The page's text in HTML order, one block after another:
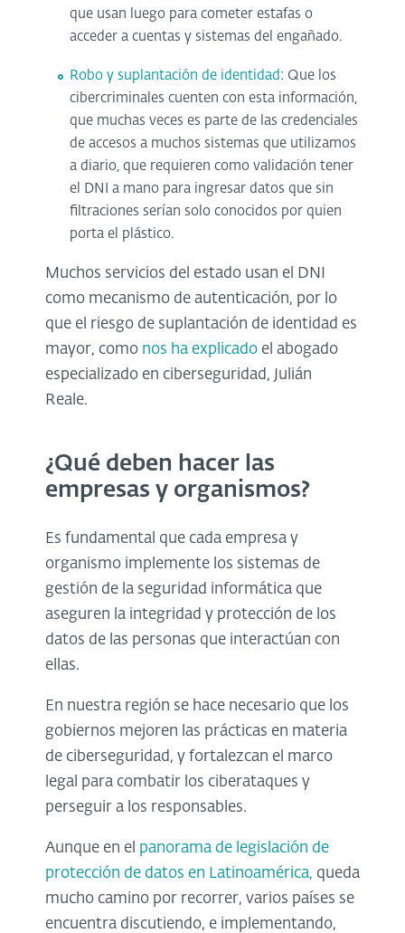
que usan luego para cometer estafas o
acceder a cuentas y sistemas del engañado.
Robo y suplantación de identidad : Que los
cibercriminales cuenten con esta información,
que muchas veces es parte de las credenciales
de accesos a muchos sistemas que utilizamos
a diario, que requieren como validación tener
el DNI a mano para ingresar datos que sin
filtraciones serían solo conocidos por quien
porta el plástico.
Muchos servicios del estado usan el DNI
como mecanismo de autenticación, por lo
que el riesgo de suplantación de identidad es
mayor, como nos ha explicado el abogado
especializado en ciberseguridad, Julián
Reale.
¿Qué deben hacer las
empresas y organismos?
Es fundamental que cada empresa y
organismo implemente los sistemas de
gestión de la seguridad informática que
aseguren la integridad y protección de los
datos de las personas que interactúan con
ellas.
En nuestra región se hace necesario que los
gobiernos mejoren las prácticas en materia
de ciberseguridad, y fortalezcan el marco
legal para combatir los ciberataques y
perseguir a los responsables.
Aunque en el panorama de legislación de
protección de datos en Latinoamérica, queda
mucho camino por recorrer, varios países se
encuentra discutiendo, e implementando,